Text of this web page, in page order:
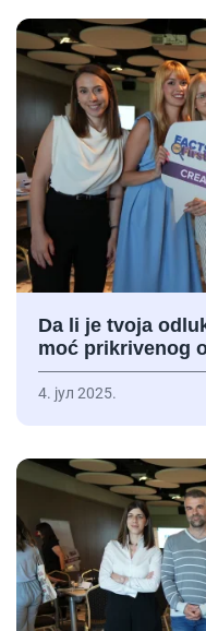
Da li je tvoja
moć prikrivenog
4. јул 2025.